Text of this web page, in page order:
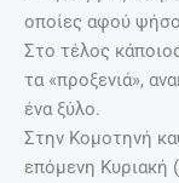
οποίες αφού
Στο τέλος
τα «προξενιά»,
ένα ξύλο.
Στην Κομοτηνή
επόμενη Κυριακή